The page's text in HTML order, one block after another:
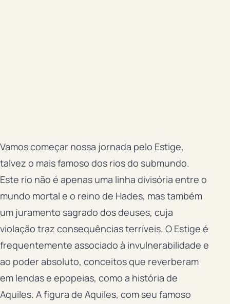
Vamos começar nossa jornada pelo Estige,
talvez o mais famoso dos rios do submundo.
Este rio não é apenas uma linha divisória entre o
mundo mortal e o reino de Hades, mas também
um juramento sagrado dos deuses, cuja
violação traz consequências terríveis. O Estige é
frequentemente associado à invulnerabilidade e
ao poder absoluto, conceitos que reverberam
em lendas e epopeias, como a história de
Aquiles. A figura de Aquiles, com seu famoso